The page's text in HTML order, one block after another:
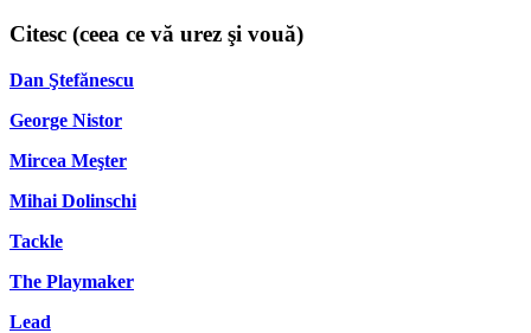
Citesc (ceea ce vă urez şi vouă)
Dan Ştefănescu
George Nistor
Mircea Meşter
Mihai Dolinschi
Tackle
The Playmaker
Lead